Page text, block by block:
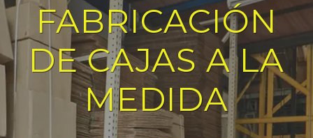
FABRICACIÓN
DE CAJAS A LA
MEDIDA